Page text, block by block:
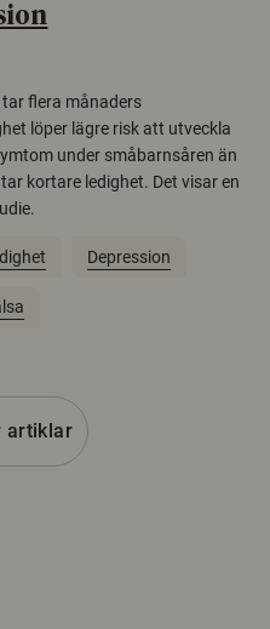
flera månaders
löper lägre risk att utveckla
under småbarnsåren än
kortare ledighet. Det visar en
Depression
artiklar